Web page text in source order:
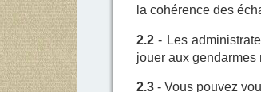
la cohérence des
2.2 - Les
jouer aux gendarmes
2.3 - Vous pouvez